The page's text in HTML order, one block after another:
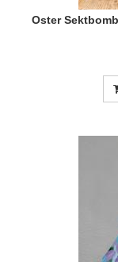
Oster